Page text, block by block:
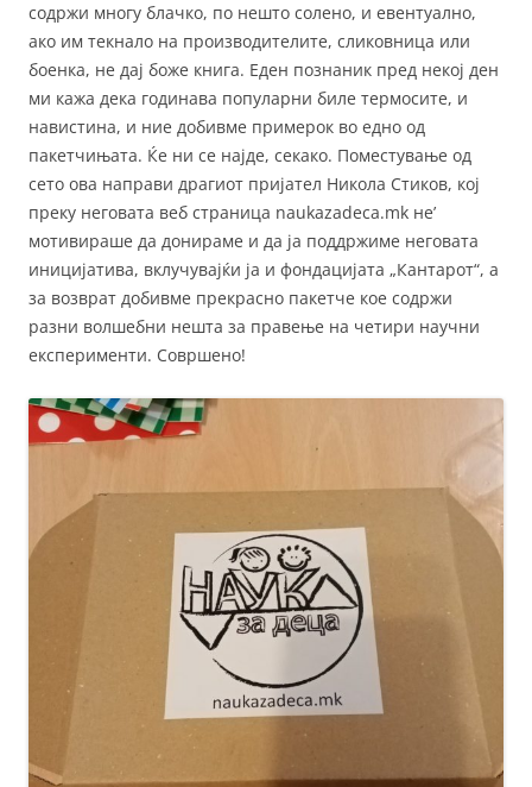
содржи многу блачко, по нешто солено, и евентуално,
ако им текнало на производителите, сликовница или
боенка, не дај боже книга. Еден познаник пред некој ден
ми кажа дека годинава популарни биле термосите, и
навистина, и ние добивме примерок во едно од
пакетчињата. Ќе ни се најде, секако. Поместување од
сето ова направи драгиот пријател Никола Стиков, кој
преку неговата веб страница naukazadeca.mk не’
мотивираше да донираме и да ја поддржиме неговата
иницијатива, вклучувајќи ја и фондацијата „Кантарот“, а
за возврат добивме прекрасно пакетче кое содржи
разни волшебни нешта за правење на четири научни
експерименти. Совршено!